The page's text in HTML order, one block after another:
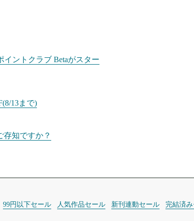
ントクラブ Betaがスター
13まで)
存知ですか？
99円以下セール 人気作品セール 新刊連動セール 完結済